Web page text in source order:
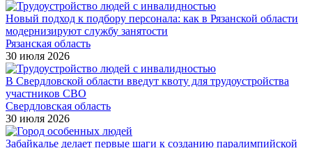
Новый подход к подбору персонала: как в Рязанской области
модернизируют службу занятости
Рязанская область
30 июля 2026
В Свердловской области введут квоту для трудоустройства
участников СВО
Свердловская область
30 июля 2026
Забайкалье делает первые шаги к созданию паралимпийской